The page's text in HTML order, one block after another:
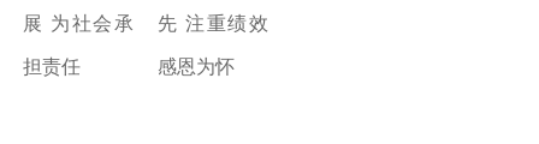
展 为社会承
担责任
先 注重绩效
感恩为怀